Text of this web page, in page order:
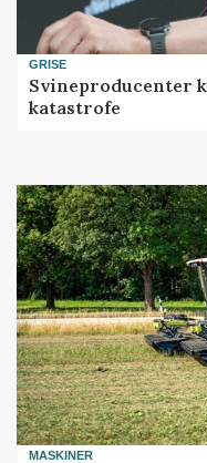
GRISE
Svineproducenter
katastrofe
MASKINER